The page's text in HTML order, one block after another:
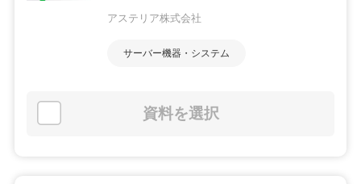
アステリア株式会社
サーバー機器・システム
資料を選択